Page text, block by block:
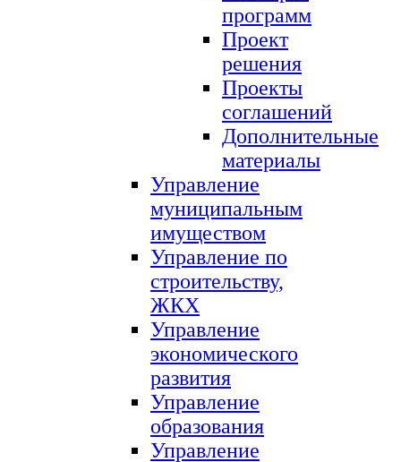
программ
Проект
решения
Проекты
соглашений
Дополнительные
материалы
Управление
муниципальным
имуществом
Управление по
строительству,
ЖКХ
Управление
экономического
развития
Управление
образования
Управление